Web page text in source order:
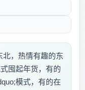
，热情有趣的东
囤起年货，有的
模式，有的在